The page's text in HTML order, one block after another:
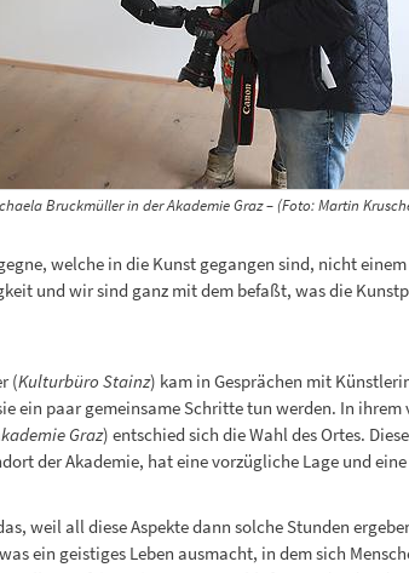
Bruckmüller in der Akademie Graz – (Foto: Martin
welche in die Kunst gegangen sind, nicht
und wir sind ganz mit dem befaßt, was die
(Kulturbüro Stainz) kam in Gesprächen mit
ein paar gemeinsame Schritte tun werden. In
Graz) entschied sich die Wahl des Ortes.
der Akademie, hat eine vorzügliche Lage und
weil all diese Aspekte dann solche Stunden
ein geistiges Leben ausmacht, in dem sich